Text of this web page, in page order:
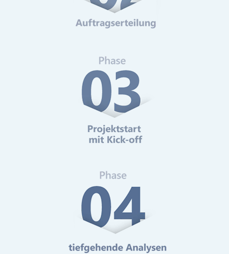
Web-Analytics
Mehr erfahren
Online-Marketing Beratung